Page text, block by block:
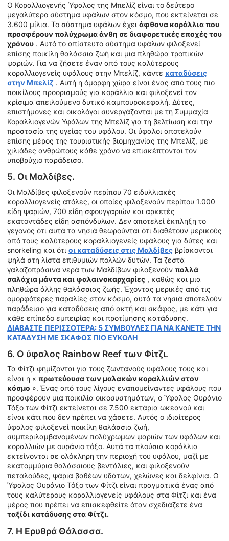
Ο Κοραλλιογενής Ύφαλος της Μπελίζ είναι το δεύτερο
μεγαλύτερο σύστημα υφάλων στον κόσμο, που εκτείνεται σε
3.600 μίλια. Το σύστημα υφάλων έχει άφθονα κοράλλια που
προσφέρουν πολύχρωμα άνθη σε διαφορετικές εποχές του
χρόνου . Αυτό το απίστευτο σύστημα υφάλων φιλοξενεί
επίσης ποικίλη θαλάσσια ζωή και μια πληθώρα τροπικών
ψαριών. Για να ζήσετε έναν από τους καλύτερους
κοραλλιογενείς υφάλους στην Μπελίζ, κάντε καταδύσεις
στην Μπελίζ . Αυτή η όμορφη χώρα είναι ένας από τους πιο
ποικίλους προορισμούς για κοράλλια και φιλοξενεί τον
κρίσιμα απειλούμενο δυτικό καμπουροκεφαλή. Δύτες,
επιστήμονες και οικολόγοι συνεργάζονται με τη Συμμαχία
Κοραλλιογενών Υφάλων της Μπελίζ για τη βελτίωση και την
προστασία της υγείας του υφάλου. Οι ύφαλοι αποτελούν
επίσης μέρος της τουριστικής βιομηχανίας της Μπελίζ, με
χιλιάδες ανθρώπους κάθε χρόνο να επισκέπτονται τον
υποβρύχιο παράδεισο.
5. Οι Μαλδίβες.
Οι Μαλδίβες φιλοξενούν περίπου 70 ειδυλλιακές
κοραλλιογενείς ατόλες, οι οποίες φιλοξενούν περίπου 1.000
είδη ψαριών, 700 είδη σφουγγαριών και αρκετές
εκατοντάδες είδη ασπόνδυλων. Δεν αποτελεί έκπληξη το
γεγονός ότι αυτά τα νησιά θεωρούνται ότι διαθέτουν μερικούς
από τους καλύτερους κοραλλιογενείς υφάλους για δύτες και
snorkeling και ότι οι καταδύσεις στις Μαλδίβες βρίσκονται
ψηλά στη λίστα επιθυμιών πολλών δυτών. Τα ζεστά
γαλαζοπράσινα νερά των Μαλδίβων φιλοξενούν πολλά
σαλάχια μάντα και φαλαινοκαρχαρίες , καθώς και μια
πληθώρα άλλης θαλάσσιας ζωής. Έχοντας μερικές από τις
ομορφότερες παραλίες στον κόσμο, αυτά τα νησιά αποτελούν
παράδεισο για καταδύσεις από ακτή και σκάφος, με κάτι για
κάθε επίπεδο εμπειρίας και προτίμησης κατάδυσης.
ΔΙΑΒΑΣΤΕ ΠΕΡΙΣΣΟΤΕΡΑ: 5 ΣΥΜΒΟΥΛΕΣ ΓΙΑ ΝΑ ΚΑΝΕΤΕ ΤΗΝ
ΚΑΤΑΔΥΣΗ ΜΕ ΣΚΑΦΟΣ ΠΙΟ ΕΥΚΟΛΗ
6. Ο ύφαλος Rainbow Reef των Φίτζι.
Τα Φίτζι φημίζονται για τους ζωντανούς υφάλους τους και
είναι η « πρωτεύουσα των μαλακών κοραλλιών στον
κόσμο ». Ένας από τους λίγους εναπομείναντες υφάλους που
προσφέρουν μια ποικιλία οικοσυστημάτων, ο Ύφαλος Ουράνιο
Τόξο των Φίτζι εκτείνεται σε 7.500 εκτάρια ωκεανού και
είναι κάτι που δεν πρέπει να χάσετε. Αυτός ο ιδιαίτερος
ύφαλος φιλοξενεί ποικίλη θαλάσσια ζωή,
συμπεριλαμβανομένων πολύχρωμων ψαριών των υφάλων και
κοραλλιών με ουράνιο τόξο. Αυτά τα πλούσια κοράλλια
εκτείνονται σε ολόκληρη την περιοχή του υφάλου, μαζί με
εκατομμύρια θαλάσσιους βεντάλιες, και φιλοξενούν
πεταλούδες, ψάρια βαθέων υδάτων, χελώνες και δελφίνια. Ο
Ύφαλος Ουράνιο Τόξο των Φίτζι είναι πραγματικά ένας από
τους καλύτερους κοραλλιογενείς υφάλους στα Φίτζι και ένα
μέρος που πρέπει να επισκεφθείτε όταν σχεδιάζετε ένα
ταξίδι κατάδυσης στα Φίτζι.
7. Η Ερυθρά Θάλασσα.